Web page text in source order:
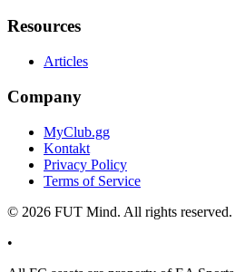
Resources
Articles
Company
MyClub.gg
Kontakt
Privacy Policy
Terms of Service
© 2026 FUT Mind. All rights reserved.
•